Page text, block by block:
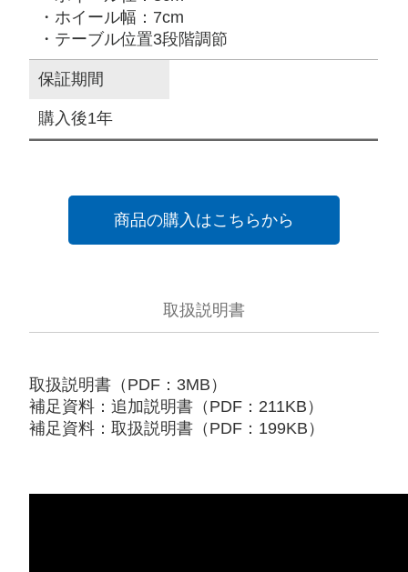
・ホイール幅：7cm
・テーブル位置3段階調節
保証期間
購入後1年
商品の購入はこちらから
取扱説明書
取扱説明書（PDF：3MB）
補足資料：追加説明書（PDF：211KB）
補足資料：取扱説明書（PDF：199KB）